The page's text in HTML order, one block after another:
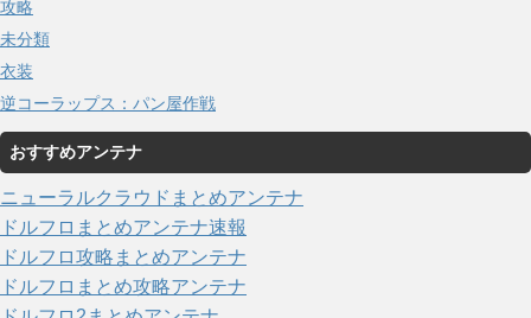
攻略
未分類
衣装
逆コーラップス：パン屋作戦
おすすめアンテナ
ニューラルクラウドまとめアンテナ
ドルフロまとめアンテナ速報
ドルフロ攻略まとめアンテナ
ドルフロまとめ攻略アンテナ